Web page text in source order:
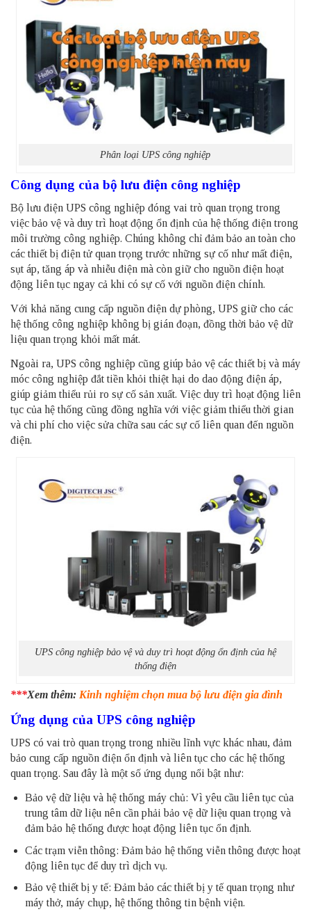
Phân loại UPS công nghiệp
Công dụng của bộ lưu điện công nghiệp
Bộ lưu điện UPS công nghiệp đóng vai trò quan trọng trong
việc bảo vệ và duy trì hoạt động ổn định của hệ thống điện trong
môi trường công nghiệp. Chúng không chỉ đảm bảo an toàn cho
các thiết bị điện tử quan trọng trước những sự cố như mất điện,
sụt áp, tăng áp và nhiễu điện mà còn giữ cho nguồn điện hoạt
động liên tục ngay cả khi có sự cố với nguồn điện chính.
Với khả năng cung cấp nguồn điện dự phòng, UPS giữ cho các
hệ thống công nghiệp không bị gián đoạn, đồng thời bảo vệ dữ
liệu quan trọng khỏi mất mát.
Ngoài ra, UPS công nghiệp cũng giúp bảo vệ các thiết bị và máy
móc công nghiệp đắt tiền khỏi thiệt hại do dao động điện áp,
giúp giảm thiểu rủi ro sự cố sản xuất. Việc duy trì hoạt động liên
tục của hệ thống cũng đồng nghĩa với việc giảm thiểu thời gian
và chi phí cho việc sửa chữa sau các sự cố liên quan đến nguồn
điện.
UPS công nghiệp bảo vệ và duy trì hoạt động ổn định của hệ
thống điện
***Xem thêm: Kinh nghiệm chọn mua bộ lưu điện gia đình
Ứng dụng của UPS công nghiệp
UPS có vai trò quan trọng trong nhiều lĩnh vực khác nhau, đảm
bảo cung cấp nguồn điện ổn định và liên tục cho các hệ thống
quan trọng. Sau đây là một số ứng dụng nổi bật như:
Bảo vệ dữ liệu và hệ thống máy chủ: Vì yêu cầu liên tục của
trung tâm dữ liệu nên cần phải bảo vệ dữ liệu quan trọng và
đảm bảo hệ thống được hoạt động liên tục ổn định.
Các trạm viễn thông: Đảm bảo hệ thống viễn thông được hoạt
động liên tục để duy trì dịch vụ.
Bảo vệ thiết bị y tế: Đảm bảo các thiết bị y tế quan trọng như
máy thở, máy chụp, hệ thống thông tin bệnh viện.